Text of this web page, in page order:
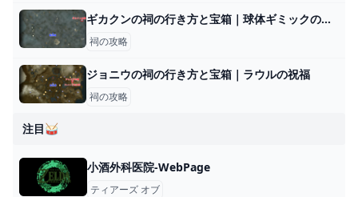
ギカクンの祠の行き方と宝箱｜球体ギミックの解説
祠の攻略
ジョニウの祠の行き方と宝箱｜ラウルの祝福
祠の攻略
注目🥁
小酒外科医院-WebPage
ティアーズ オブ